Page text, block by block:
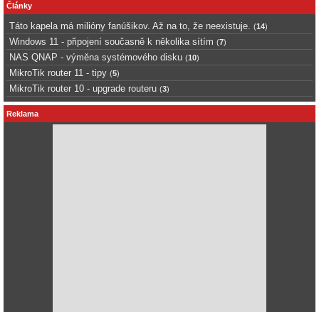
Články
Táto kapela má milióny fanúšikov. Až na to, že neexistuje. (14)
Windows 11 - připojení současně k několika sítím (7)
NAS QNAP - výměna systémového disku (10)
MikroTik router 11 - tipy (5)
MikroTik router 10 - upgrade routeru (3)
Reklama